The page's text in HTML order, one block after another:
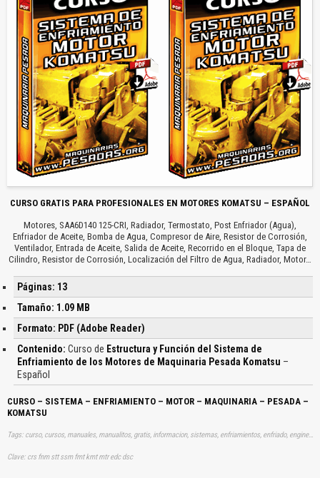
CURSO GRATIS PARA PROFESIONALES EN MOTORES KOMATSU – ESPAÑOL
Motores, SAA6D140 125-CRI, Radiador, Termostato, Post Enfriador (Agua),
Enfriador de Aceite, Bomba de Agua, Compresor de Aire, Resistor de Corrosión,
Ventilador, Entrada de Aceite, Salida de Aceite, Recorrido en el Bloque, Tapa de
Cilindro, Resistor de Corrosión, Localización del Filtro de Agua, Radiador, Motor…
Páginas: 13
Tamaño: 1.09 MB
Formato: PDF (Adobe Reader)
Contenido: Curso de Estructura y Función del Sistema de
Enfriamiento de los Motores de Maquinaria Pesada Komatsu –
Español
CURSO – SISTEMA – ENFRIAMIENTO – MOTOR – MAQUINARIA – PESADA –
KOMATSU
Tags: curso, cursos, manuales, manualitos, gratis, informacion, sistemas, enfriamientos, enfriado, engine, equipos, pesados, aprender, descargas
Clave: crs fnm stt ssm fmt kmt mtr edc dsc